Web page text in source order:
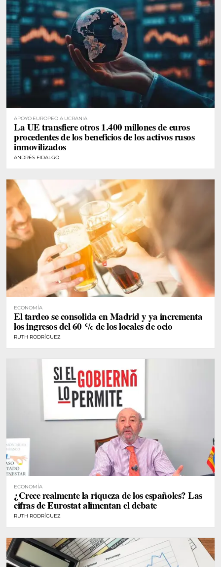
APOYO EUROPEO A UCRANIA
La UE transfiere otros 1.400 millones de euros
procedentes de los beneficios de los activos rusos
inmovilizados
ANDRÉS FIDALGO
ECONOMÍA
El tardeo se consolida en Madrid y ya incrementa
los ingresos del 60 % de los locales de ocio
RUTH RODRÍGUEZ
ECONOMÍA
¿Crece realmente la riqueza de los españoles? Las
cifras de Eurostat alimentan el debate
RUTH RODRÍGUEZ